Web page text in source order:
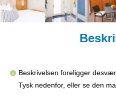
Beskrivelsen foreligger
Tysk nedenfor, eller se den